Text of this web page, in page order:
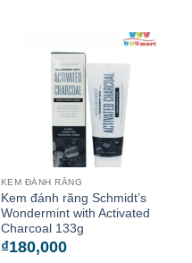
KEM ĐÁNH RĂNG
Kem đánh răng Schmidt’s
Wondermint with Activated
Charcoal 133g
₫180,000